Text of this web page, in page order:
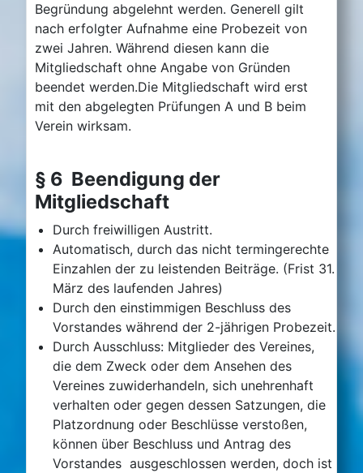
Begründung abgelehnt werden. Generell gilt
nach erfolgter Aufnahme eine Probezeit von
zwei Jahren. Während diesen kann die
Mitgliedschaft ohne Angabe von Gründen
beendet werden.Die Mitgliedschaft wird erst
mit den abgelegten Prüfungen A und B beim
Verein wirksam.
§ 6 Beendigung der
Mitgliedschaft
Durch freiwilligen Austritt.
Automatisch, durch das nicht termingerechte
Einzahlen der zu leistenden Beiträge. (Frist 31.
März des laufenden Jahres)
Durch den einstimmigen Beschluss des
Vorstandes während der 2-jährigen Probezeit.
Durch Ausschluss: Mitglieder des Vereines,
die dem Zweck oder dem Ansehen des
Vereines zuwiderhandeln, sich unehrenhaft
verhalten oder gegen dessen Satzungen, die
Platzordnung oder Beschlüsse verstoßen,
können über Beschluss und Antrag des
Vorstandes ausgeschlossen werden, doch ist